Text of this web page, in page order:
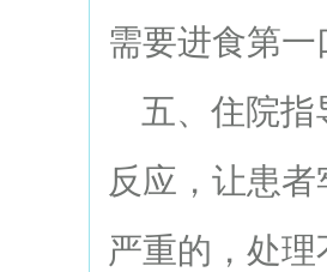
需要进食第
五、住院指
反应，让患
严重的，处